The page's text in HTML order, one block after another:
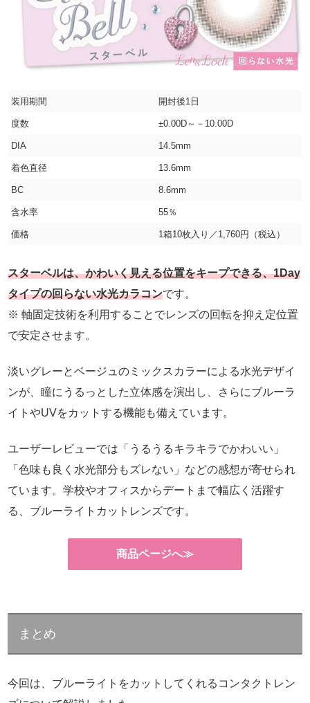
装用期間 開封後1日
度数 ±0.00D～－10.00D
DIA 14.5mm
着色直径 13.6mm
BC 8.6mm
含水率 55％
価格 1箱10枚入り／1,760円（税込）
スターベルは、かわいく見える位置をキープできる、1Day
タイプの回らない水光カラコンです。
※ 軸固定技術を利用することでレンズの回転を抑え定位置
で安定させます。
淡いグレーとベージュのミックスカラーによる水光デザイ
ンが、瞳にうるっとした立体感を演出し、さらにブルーラ
イトやUVをカットする機能も備えています。
ユーザーレビューでは「うるうるキラキラでかわいい」
「色味も良く水光部分もズレない」などの感想が寄せられ
ています。学校やオフィスからデートまで幅広く活躍す
る、ブルーライトカットレンズです。
商品ページへ≫
まとめ
今回は、ブルーライトをカットしてくれるコンタクトレン